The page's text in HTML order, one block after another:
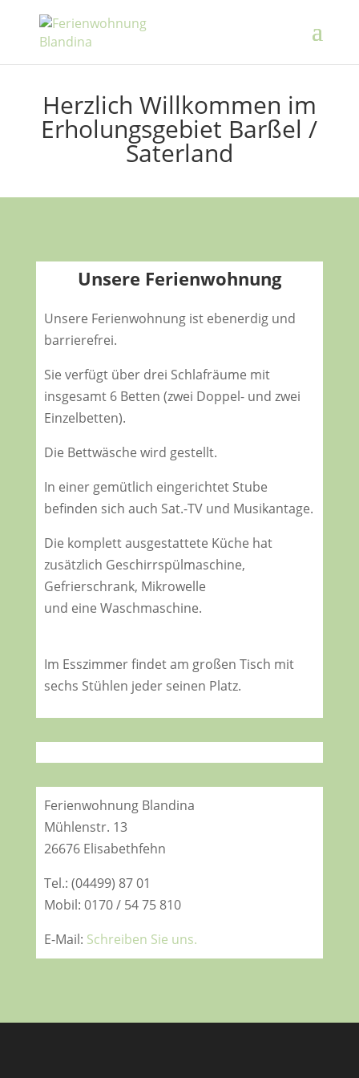
Herzlich Willkommen im
Erholungsgebiet Barßel /
Saterland
Unsere Ferienwohnung
Unsere Ferienwohnung ist ebenerdig und
barrierefrei.
Sie verfügt über drei Schlafräume mit
insgesamt 6 Betten (zwei Doppel- und zwei
Einzelbetten).
Die Bettwäsche wird gestellt.
In einer gemütlich eingerichtet Stube
befinden sich auch Sat.-TV und Musikantage.
Die komplett ausgestattete Küche hat
zusätzlich Geschirrspülmaschine,
Gefrierschrank, Mikrowelle
und eine Waschmaschine.
Im Esszimmer findet am großen Tisch mit
sechs Stühlen jeder seinen Platz.
Ferienwohnung Blandina
Mühlenstr. 13
26676 Elisabethfehn
Tel.: (04499) 87 01
Mobil: 0170 / 54 75 810
E-Mail: Schreiben Sie uns.